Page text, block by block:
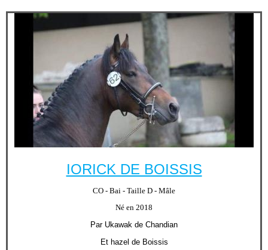
IORICK DE BOISSIS
CO - Bai - Taille D - Mâle
Né en 2018
Par Ukawak de Chandian
Et hazel de Boissis